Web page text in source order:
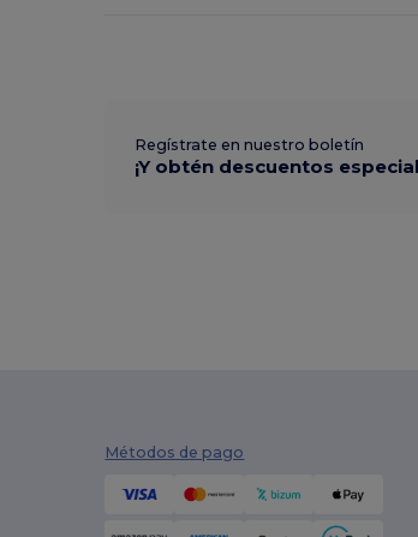
Regístrate en nuestro boletín
¡Y obtén descuentos
Métodos de pago